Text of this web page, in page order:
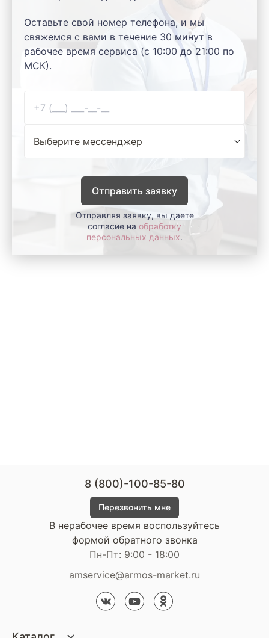
Оставьте свой номер телефона, и мы
свяжемся с вами в течение 30 минут в
рабочее время сервиса (с 10:00 до 21:00 по
МСК).
Отправить заявку
Отправляя заявку, вы даете
согласие на обработку
персональных данных.
8 (800)-100-85-80
Перезвонить мне
В нерабочее время воспользуйтесь
формой обратного звонка
Пн-Пт: 9:00 - 18:00
amservice@armos-market.ru